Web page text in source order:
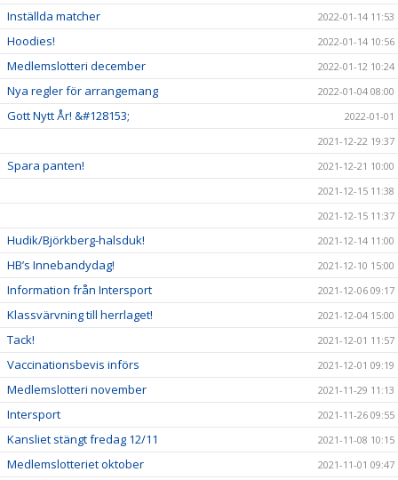
Inställda matcher 2022-01-14 11:53
Hoodies! 2022-01-14 10:56
Medlemslotteri december 2022-01-12 10:24
Nya regler för arrangemang 2022-01-04 08:00
Gott Nytt År! &#128153;
2022-01-01
2021-12-22 19:37
Spara panten!
2021-12-21 10:00
2021-12-15 11:38
2021-12-15 11:37
Hudik/Björkberg-halsduk! 2021-12-14 11:00
HB’s Innebandydag! 2021-12-10 15:00
Information från Intersport 2021-12-06 09:17
Klassvärvning till herrlaget! 2021-12-04 15:00
Tack! 2021-12-01 11:57
Vaccinationsbevis införs 2021-12-01 09:19
Medlemslotteri november 2021-11-29 11:13
Intersport 2021-11-26 09:55
Kansliet stängt fredag 12/11 2021-11-08 10:15
Medlemslotteriet oktober 2021-11-01 09:47